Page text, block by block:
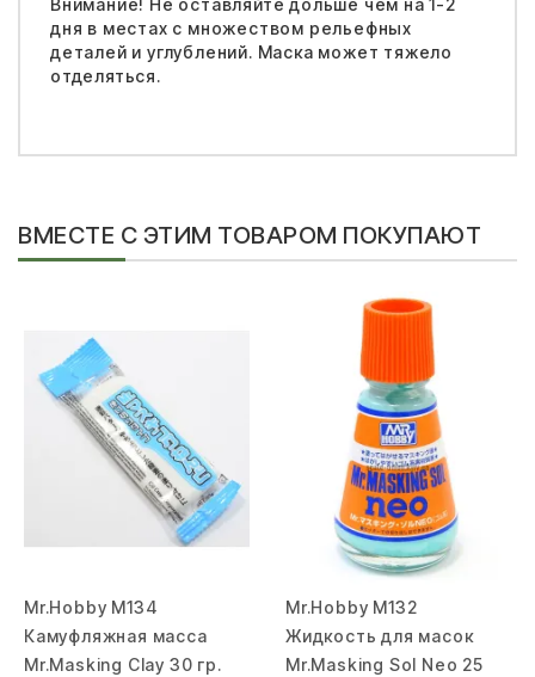
Внимание! Не оставляйте дольше чем на 1-2
дня в местах с множеством рельефных
деталей и углублений. Маска может тяжело
отделяться.
ВМЕСТЕ С ЭТИМ ТОВАРОМ ПОКУПАЮТ
Mr.Hobby M134
Камуфляжная масса
Mr.Masking Clay 30 гр.
Mr.Hobby M132
Жидкость для масок
Mr.Masking Sol Neo 25